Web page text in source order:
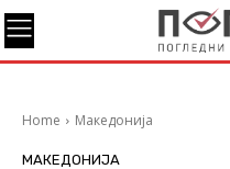
Home Македонија
МАКЕДОНИЈА